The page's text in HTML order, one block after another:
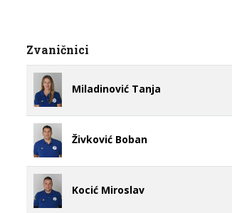
Zvaničnici
Miladinović Tanja
Živković Boban
Kocić Miroslav